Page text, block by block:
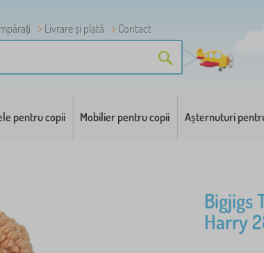
Livrare și plată
Contact
pentru copii Mobilier pentru copii Așternuturi
Bigjigs
Harry